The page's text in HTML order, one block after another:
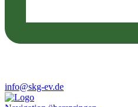
info@skg-ev.de